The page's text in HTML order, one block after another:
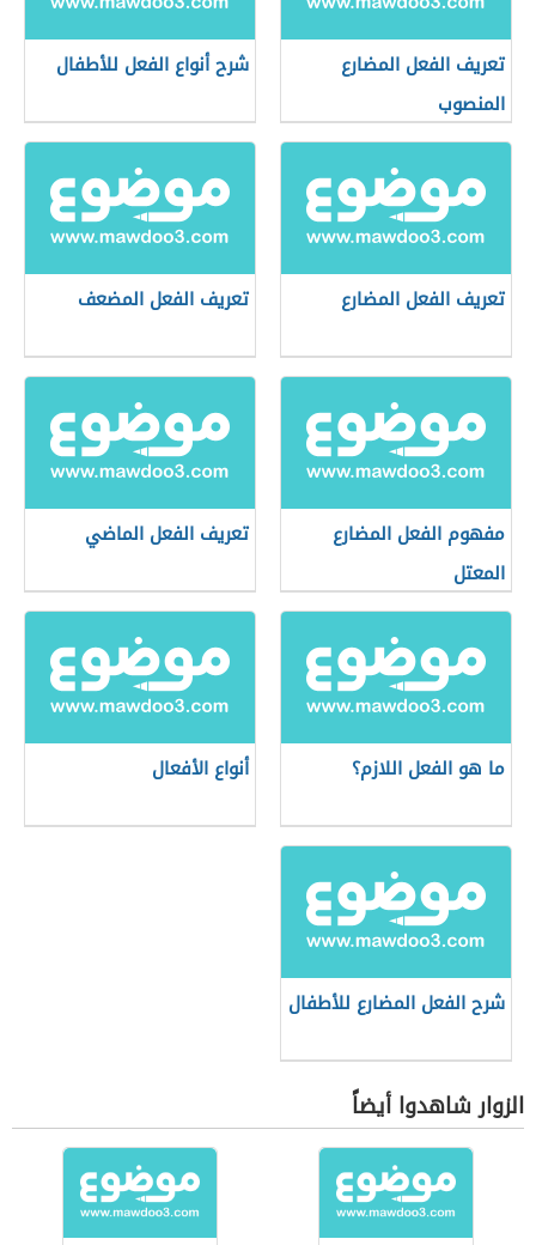
تعريف الفعل المضارع
المنصوب
شرح أنواع الفعل للأطفال
تعريف الفعل المضارع تعريف الفعل المضعف
مفهوم الفعل المضارع
المعتل
تعريف الفعل الماضي
ما هو الفعل اللازم؟ أنواع الأفعال
شرح الفعل المضارع للأطفال
الزوار شاهدوا أيضاً